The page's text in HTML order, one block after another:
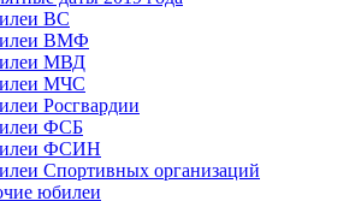
ВС
ВМФ
МВД
МЧС
Росгвардии
ФСБ
ФСИН
Спортивных организаций
юбилеи